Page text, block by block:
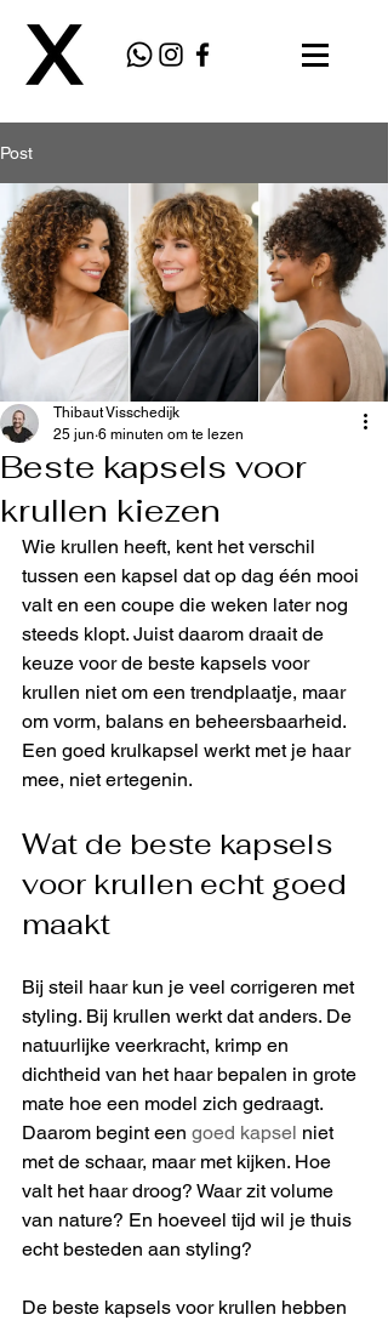
Post
Beste kapsels voor
krullen kiezen
Thibaut Visschedijk
25 jun 6 minuten om te lezen
Wie krullen heeft, kent het verschil
tussen een kapsel dat op dag één mooi
valt en een coupe die weken later nog
steeds klopt. Juist daarom draait de
keuze voor de beste kapsels voor
krullen niet om een trendplaatje, maar
om vorm, balans en beheersbaarheid.
Een goed krulkapsel werkt met je haar
mee, niet ertegenin.
Wat de beste kapsels
voor krullen echt goed
maakt
Bij steil haar kun je veel corrigeren met
styling. Bij krullen werkt dat anders. De
natuurlijke veerkracht, krimp en
dichtheid van het haar bepalen in grote
mate hoe een model zich gedraagt.
Daarom begint een goed kapsel niet
met de schaar, maar met kijken. Hoe
valt het haar droog? Waar zit volume
van nature? En hoeveel tijd wil je thuis
echt besteden aan styling?
De beste kapsels voor krullen hebben